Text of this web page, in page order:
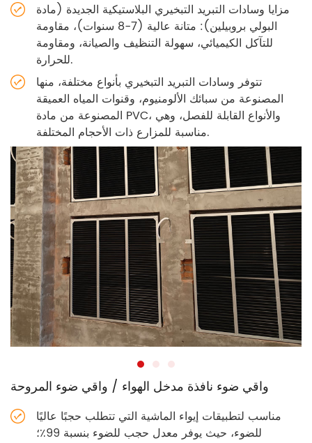
مزايا وسادات التبريد التبخيري البلاستيكية الجديدة (مادة
البولي بروبيلين): متانة عالية (7-8 سنوات)، مقاومة
للتآكل الكيميائي، سهولة التنظيف والصيانة، ومقاومة
للحرارة.
تتوفر وسادات التبريد التبخيري بأنواع مختلفة، منها
المصنوعة من سبائك الألومنيوم، وقنوات المياه العميقة
المصنوعة من مادة PVC، والأنواع القابلة للفصل، وهي
مناسبة للمزارع ذات الأحجام المختلفة.
واقي ضوء نافذة مدخل الهواء / واقي ضوء المروحة
مناسب لتطبيقات إيواء الماشية التي تتطلب حجبًا عاليًا
للضوء، حيث يوفر معدل حجب للضوء بنسبة 99٪؛